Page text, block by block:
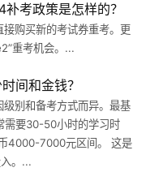
考政策是怎样的？
购买新的考试券重考。更
重考机会。...
间和金钱？
别和备考方式而异。最基
要30-50小时的学习时
4000-7000元区间。 这是
。...